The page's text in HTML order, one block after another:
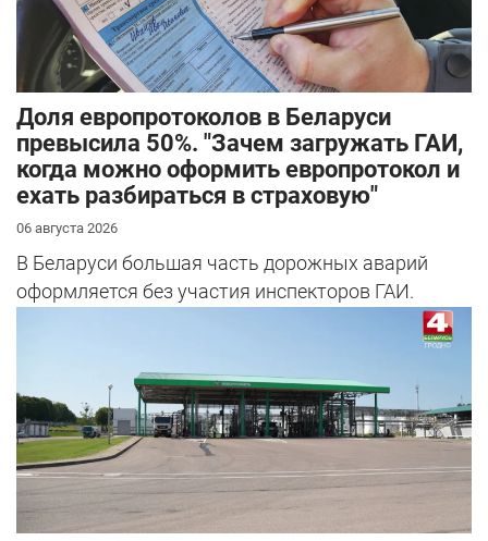
Доля европротоколов в Беларуси
превысила 50%. "Зачем загружать ГАИ,
когда можно оформить европротокол и
ехать разбираться в страховую"
06 августа 2026
В Беларуси большая часть дорожных аварий
оформляется без участия инспекторов ГАИ.